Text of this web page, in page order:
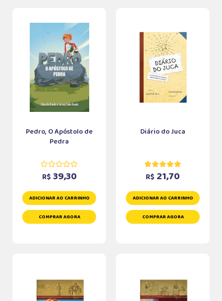
Pedro, O Apóstolo de
Pedra
R$ 39,30
ADICIONAR AO CARRINHO
COMPRAR AGORA
Diário do Juca
R$ 21,70
ADICIONAR AO CARRINHO
COMPRAR AGORA